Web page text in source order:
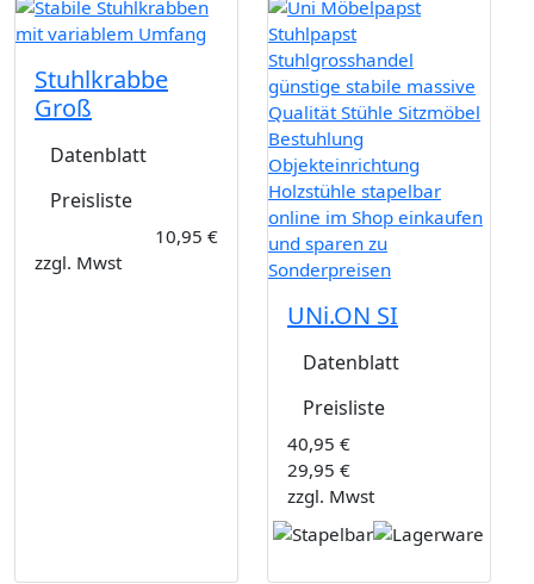
Stuhlkrabbe
Groß
Datenblatt
Preisliste
10,95 €
zzgl. Mwst
UNi.ON SI
Datenblatt
Preisliste
40,95 €
29,95 €
zzgl. Mwst